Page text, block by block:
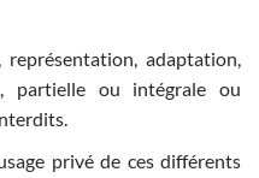
adaptation,
partielle ou intégrale ou
privé de ces différents